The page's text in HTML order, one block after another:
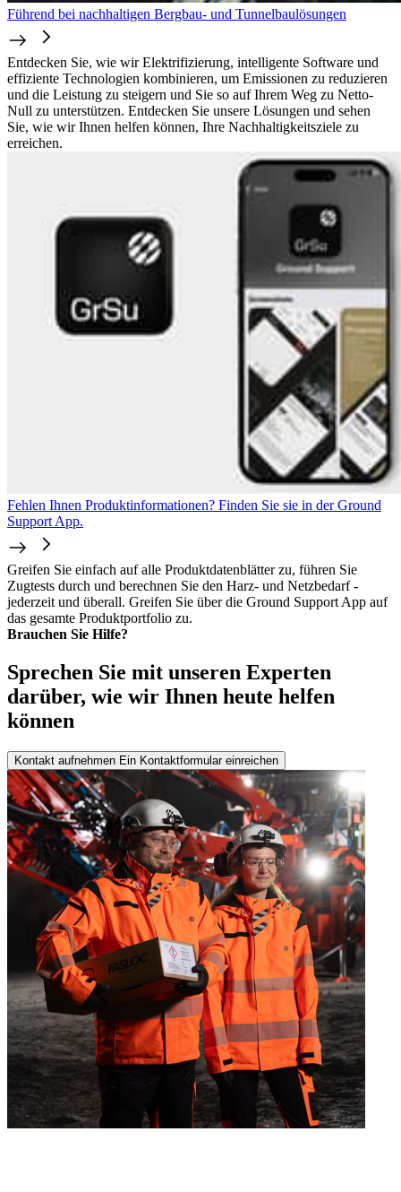
Führend bei nachhaltigen Bergbau- und Tunnelbaulösungen
Entdecken Sie, wie wir Elektrifizierung, intelligente Software und
effiziente Technologien kombinieren, um Emissionen zu reduzieren
und die Leistung zu steigern und Sie so auf Ihrem Weg zu Netto-
Null zu unterstützen. Entdecken Sie unsere Lösungen und sehen
Sie, wie wir Ihnen helfen können, Ihre Nachhaltigkeitsziele zu
erreichen.
Fehlen Ihnen Produktinformationen? Finden Sie sie in der Ground
Support App.
Greifen Sie einfach auf alle Produktdatenblätter zu, führen Sie
Zugtests durch und berechnen Sie den Harz- und Netzbedarf -
jederzeit und überall. Greifen Sie über die Ground Support App auf
das gesamte Produktportfolio zu.
Brauchen Sie Hilfe?
Sprechen Sie mit unseren Experten
darüber, wie wir Ihnen heute helfen
können
Kontakt aufnehmen Ein Kontaktformular einreichen